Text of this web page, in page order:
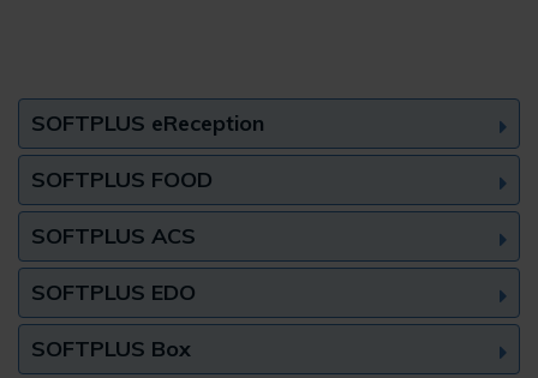
SOFTPLUS eReception
SOFTPLUS FOOD
SOFTPLUS ACS
SOFTPLUS EDO
SOFTPLUS Box